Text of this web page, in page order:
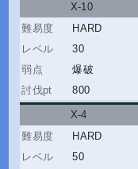
X-10
HARD
30
爆破
800
X-4
HARD
50